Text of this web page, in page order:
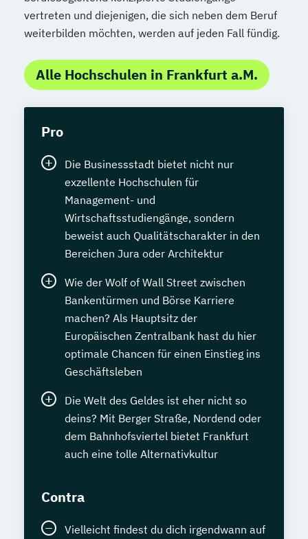
vertreten und diejenigen, die sich neben dem Beruf
weiterbilden möchten, werden auf jeden Fall fündig.
Alle Hochschulen in Frankfurt a.M.
Pro
Die Businessstadt bietet nicht nur
exzellente Hochschulen für
Management- und
Wirtschaftsstudiengänge, sondern
beweist auch Qualitätscharakter in den
Bereichen Jura oder Architektur
Wie der Wolf of Wall Street zwischen
Bankentürmen und Börse Karriere
machen? Als Hauptsitz der
Europäischen Zentralbank hast du hier
optimale Chancen für einen Einstieg ins
Geschäftsleben
Die Welt des Geldes ist eher nicht so
deins? Mit Berger Straße, Nordend oder
dem Bahnhofsviertel bietet Frankfurt
auch eine tolle Alternativkultur
Contra
Vielleicht findest du dich irgendwann auf